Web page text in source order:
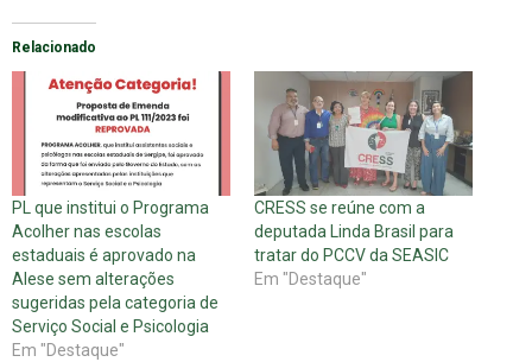
Relacionado
PL que institui o Programa
Acolher nas escolas
estaduais é aprovado na
Alese sem alterações
sugeridas pela categoria de
Serviço Social e Psicologia
Em "Destaque"
CRESS se reúne com a
deputada Linda Brasil para
tratar do PCCV da SEASIC
Em "Destaque"